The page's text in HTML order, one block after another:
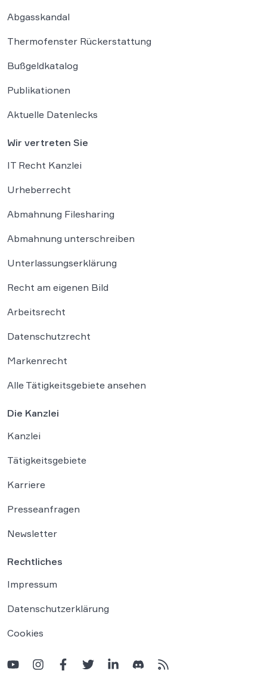
Abgasskandal
Thermofenster Rückerstattung
Bußgeldkatalog
Publikationen
Aktuelle Datenlecks
Wir vertreten Sie
IT Recht Kanzlei
Urheberrecht
Abmahnung Filesharing
Abmahnung unterschreiben
Unterlassungserklärung
Recht am eigenen Bild
Arbeitsrecht
Datenschutzrecht
Markenrecht
Alle Tätigkeitsgebiete ansehen
Die Kanzlei
Kanzlei
Tätigkeitsgebiete
Karriere
Presseanfragen
Newsletter
Rechtliches
Impressum
Datenschutzerklärung
Cookies